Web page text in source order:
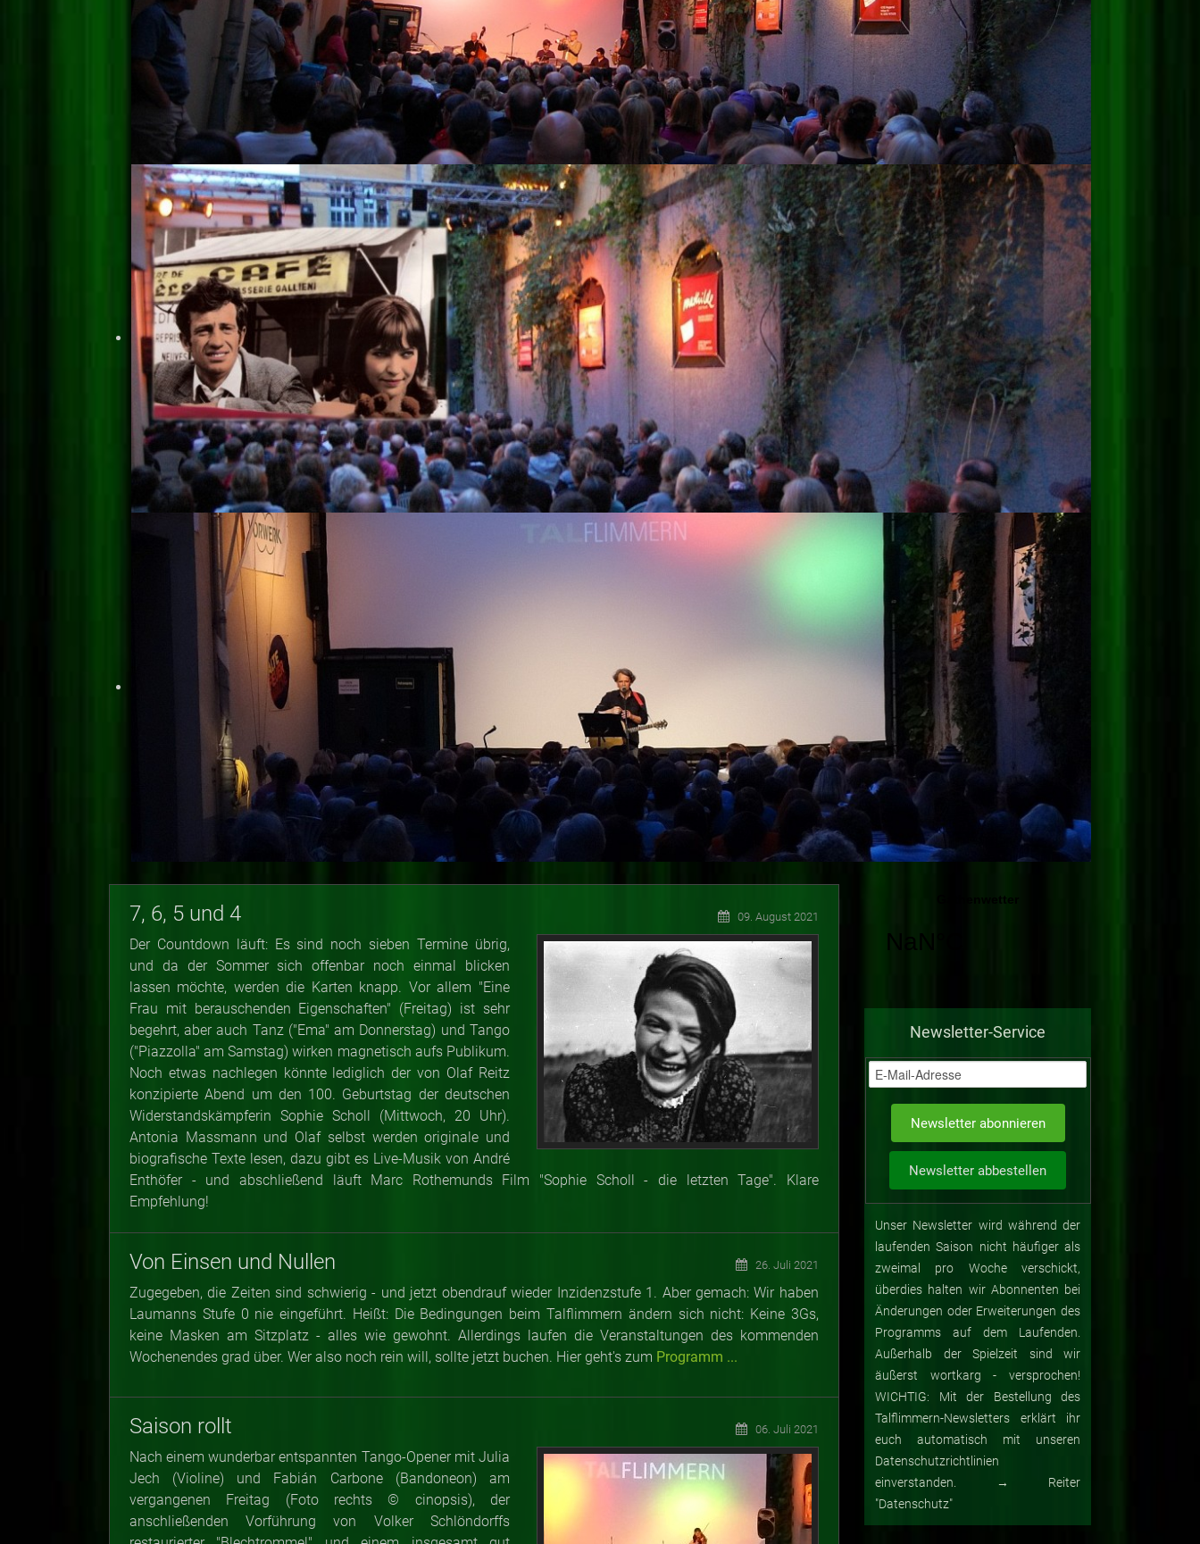
7, 6, 5 und 4 09. August 2021
Der Countdown läuft: Es sind noch sieben Termine übrig,
und da der Sommer sich offenbar noch einmal blicken
lassen möchte, werden die Karten knapp. Vor allem "Eine
Frau mit berauschenden Eigenschaften" (Freitag) ist sehr
begehrt, aber auch Tanz ("Ema" am Donnerstag) und Tango
("Piazzolla" am Samstag) wirken magnetisch aufs Publikum.
Noch etwas nachlegen könnte lediglich der von Olaf Reitz
konzipierte Abend um den 100. Geburtstag der deutschen
Widerstandskämpferin Sophie Scholl (Mittwoch, 20 Uhr).
Antonia Massmann und Olaf selbst werden originale und
biografische Texte lesen, dazu gibt es Live-Musik von André
Enthöfer - und abschließend läuft Marc Rothemunds Film "Sophie Scholl - die letzten Tage". Klare
Empfehlung!
Von Einsen und Nullen 26. Juli 2021
Zugegeben, die Zeiten sind schwierig - und jetzt obendrauf wieder Inzidenzstufe 1. Aber gemach: Wir haben
Laumanns Stufe 0 nie eingeführt. Heißt: Die Bedingungen beim Talflimmern ändern sich nicht: Keine 3Gs,
keine Masken am Sitzplatz - alles wie gewohnt. Allerdings laufen die Veranstaltungen des kommenden
Wochenendes grad über. Wer also noch rein will, sollte jetzt buchen. Hier geht's zum Programm ...
Saison rollt 06. Juli 2021
Nach einem wunderbar entspannten Tango-Opener mit Julia
Jech (Violine) und Fabián Carbone (Bandoneon) am
vergangenen Freitag (Foto rechts © cinopsis), der
anschließenden Vorführung von Volker Schlöndorffs
Newsletter-Service
Unser Newsletter wird während der
laufenden Saison nicht häufiger als
zweimal pro Woche verschickt,
überdies halten wir Abonnenten bei
Änderungen oder Erweiterungen des
Programms auf dem Laufenden.
Außerhalb der Spielzeit sind wir
äußerst wortkarg - versprochen!
WICHTIG: Mit der Bestellung des
Talflimmern-Newsletters erklärt ihr
euch automatisch mit unseren
Datenschutzrichtlinien
einverstanden. → Reiter
"Datenschutz"